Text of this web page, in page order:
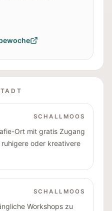
SCHALLMOOS
Ort mit gratis Zugang
oder kreativere
SCHALLMOOS
Workshops zu